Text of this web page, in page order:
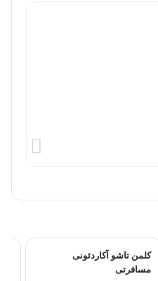
کلمن تاشو آکاردئونی
مسافرتی